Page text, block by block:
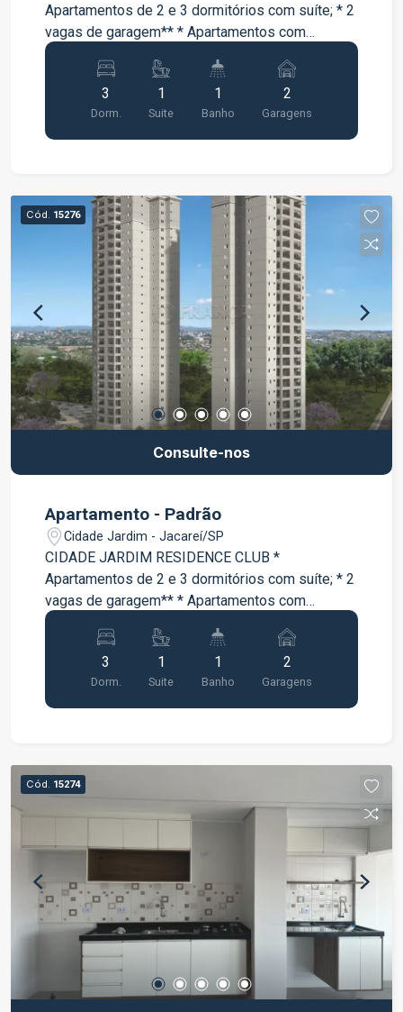
Apartamentos de 2 e 3 dormitórios com suíte; * 2
vagas de garagem** * Apartamentos com
varanda * Lazer completo entregue e equipado e
decorado;
3
Dorm.
1
Suite
1
Banho
2
Garagens
Cód. 15276
Consulte-nos
Apartamento - Padrão
Cidade Jardim - Jacareí/SP
CIDADE JARDIM RESIDENCE CLUB *
Apartamentos de 2 e 3 dormitórios com suíte; * 2
vagas de garagem** * Apartamentos com
varanda * Lazer completo entregue e equipado e
decorado;
3
Dorm.
1
Suite
1
Banho
2
Garagens
Cód. 15274